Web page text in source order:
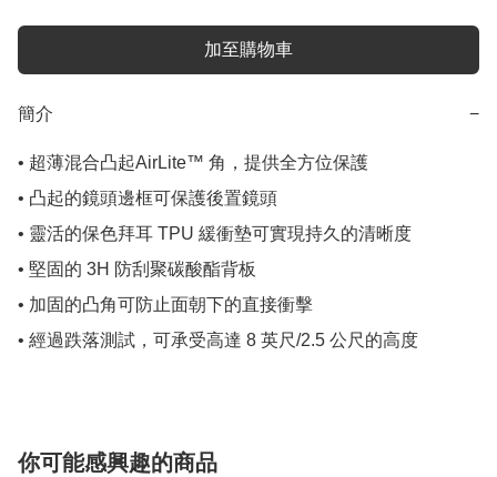
加至購物車
簡介 −
• 超薄混合凸起AirLite™ 角，提供全方位保護
• 凸起的鏡頭邊框可保護後置鏡頭
• 靈活的保色拜耳 TPU 緩衝墊可實現持久的清晰度
• 堅固的 3H 防刮聚碳酸酯背板
• 加固的凸角可防止面朝下的直接衝擊
• 經過跌落測試，可承受高達 8 英尺/2.5 公尺的高度
你可能感興趣的商品